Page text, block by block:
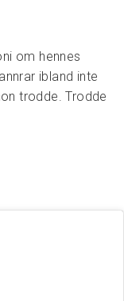
om hennes
ibland inte
trodde. Trodde